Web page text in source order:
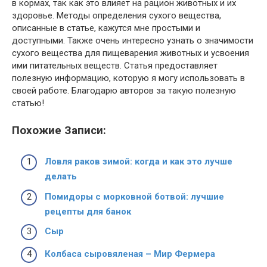
в кормах, так как это влияет на рацион животных и их
здоровье. Методы определения сухого вещества,
описанные в статье, кажутся мне простыми и
доступными. Также очень интересно узнать о значимости
сухого вещества для пищеварения животных и усвоения
ими питательных веществ. Статья предоставляет
полезную информацию, которую я могу использовать в
своей работе. Благодарю авторов за такую полезную
статью!
Похожие Записи:
Ловля раков зимой: когда и как это лучше
делать
Помидоры с морковной ботвой: лучшие
рецепты для банок
Сыр
Колбаса сыровяленая – Мир Фермера